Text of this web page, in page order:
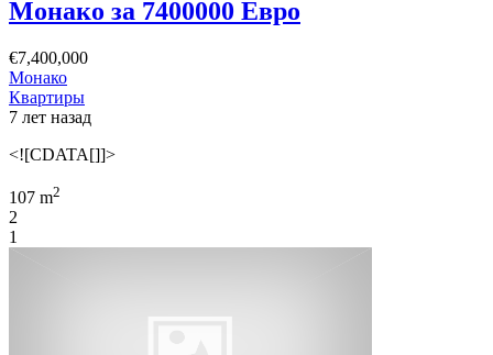
Монако за 7400000 Евро
€7,400,000
Монако
Квартиры
7 лет назад
<![CDATA[]]>
107 m2
2
1